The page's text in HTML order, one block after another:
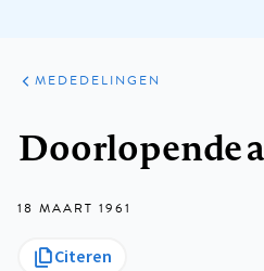
ARTIKELEN
VARIA
MEDEDELINGEN
Doorlopende
18 MAART 1961
Citeren